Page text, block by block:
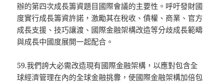
辦的第四次成長籌資題目國際會議的主要性。呼吁發財國
度實行成長籌資許諾，激勵其在稅收、債權、商業、官方
成長支援、技巧讓渡、國際金融架構改造等分歧成長範疇
與成長中國度展開一起配合。
59.我們誇大必需改造現有國際金融架構，以應對包含全
球經濟管理在內的全球金融挑釁，使國際金融架構加倍包